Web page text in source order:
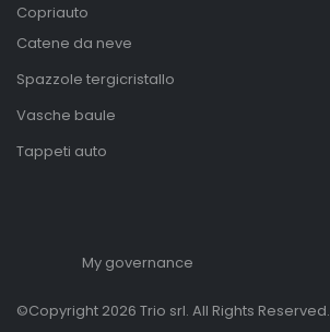
Copriauto
Catene da neve
Spazzole tergicristallo
Vasche baule
Tappeti auto
My governance
©Copyright 2026 Trio srl. All Rights Reserved.